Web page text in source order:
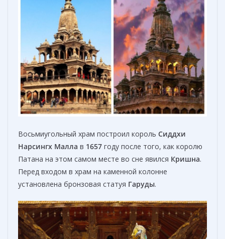
Восьмиугольный храм построил король Сиддхи
Нарсингх Малла в 1657 году после того, как королю
Патана на этом самом месте во сне явился Кришна.
Перед входом в храм на каменной колонне
установлена бронзовая статуя Гаруды.